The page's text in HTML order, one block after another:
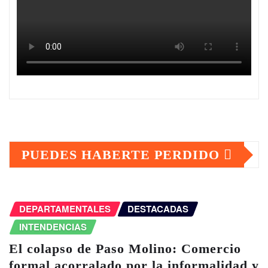
PUEDES HABERTE PERDIDO
DEPARTAMENTALES
DESTACADAS
INTENDENCIAS
El colapso de Paso Molino: Comercio